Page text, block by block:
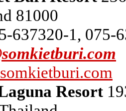
81000
637320-1, 075-
Resort